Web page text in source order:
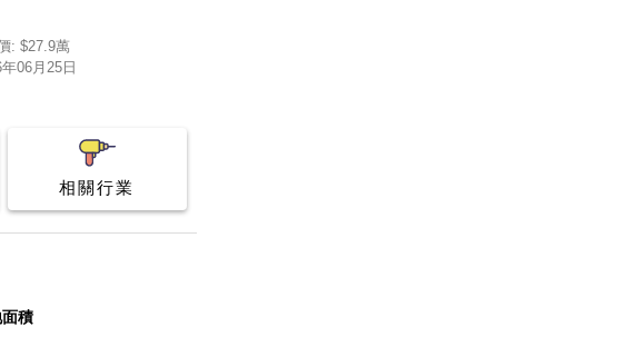
: $27.9萬
06月25日
相關行業
積